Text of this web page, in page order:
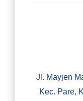
Jl. Mayjen
Kec. Pare,